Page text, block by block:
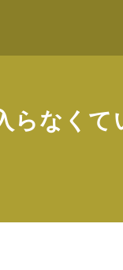
らなくて